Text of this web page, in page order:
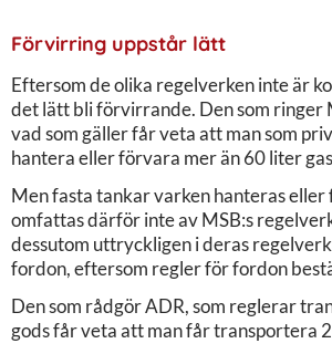
Förvirring uppstår lätt
Eftersom de olika regelverken inte är
det lätt bli förvirrande. Den som ringer
vad som gäller får veta att man som
hantera eller förvara mer än 60 liter
Men fasta tankar varken hanteras eller
omfattas därför inte av MSB:s
dessutom uttryckligen i deras
fordon, eftersom regler för fordon
Den som rådgör ADR, som reglerar
gods får veta att man får transportera